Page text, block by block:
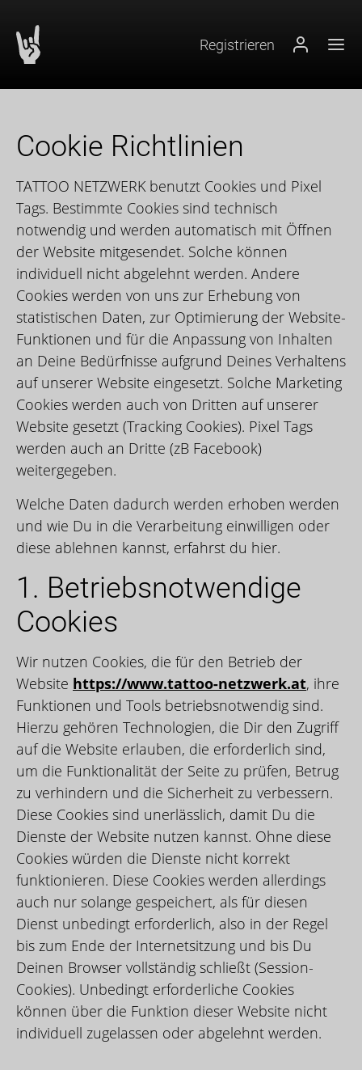
Inhalt (1)
Hauptmenü (2)
Suche (3)
Registrieren Login
Cookie Richtlinien
TATTOO NETZWERK benutzt Cookies und Pixel
Tags. Bestimmte Cookies sind technisch
notwendig und werden automatisch mit Öffnen
der Website mitgesendet. Solche können
individuell nicht abgelehnt werden. Andere
Cookies werden von uns zur Erhebung von
statistischen Daten, zur Optimierung der Website-
Funktionen und für die Anpassung von Inhalten
an Deine Bedürfnisse aufgrund Deines Verhaltens
auf unserer Website eingesetzt. Solche Marketing
Cookies werden auch von Dritten auf unserer
Website gesetzt (Tracking Cookies). Pixel Tags
werden auch an Dritte (zB Facebook)
weitergegeben.
Welche Daten dadurch werden erhoben werden
und wie Du in die Verarbeitung einwilligen oder
diese ablehnen kannst, erfahrst du hier.
1. Betriebsnotwendige
Cookies
Wir nutzen Cookies, die für den Betrieb der
Website https://www.tattoo-netzwerk.at, ihre
Funktionen und Tools betriebsnotwendig sind.
Hierzu gehören Technologien, die Dir den Zugriff
auf die Website erlauben, die erforderlich sind,
um die Funktionalität der Seite zu prüfen, Betrug
zu verhindern und die Sicherheit zu verbessern.
Diese Cookies sind unerlässlich, damit Du die
Dienste der Website nutzen kannst. Ohne diese
Cookies würden die Dienste nicht korrekt
funktionieren. Diese Cookies werden allerdings
auch nur solange gespeichert, als für diesen
Dienst unbedingt erforderlich, also in der Regel
bis zum Ende der Internetsitzung und bis Du
Deinen Browser vollständig schließt (Session-
Cookies). Unbedingt erforderliche Cookies
können über die Funktion dieser Website nicht
individuell zugelassen oder abgelehnt werden.